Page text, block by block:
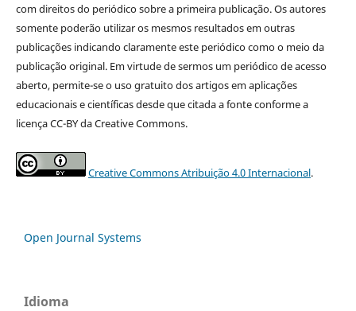
com direitos do periódico sobre a primeira publicação. Os autores
somente poderão utilizar os mesmos resultados em outras
publicações indicando claramente este periódico como o meio da
publicação original. Em virtude de sermos um periódico de acesso
aberto, permite-se o uso gratuito dos artigos em aplicações
educacionais e científicas desde que citada a fonte conforme a
licença CC-BY da Creative Commons.
Creative Commons Atribuição 4.0 Internacional.
Open Journal Systems
Idioma